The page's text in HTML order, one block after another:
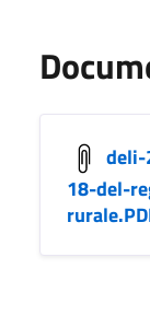
18-del-